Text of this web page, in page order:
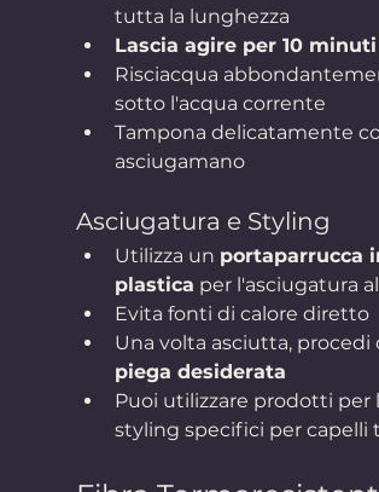
tutta la lunghezza
Lascia agire per 10 minuti
Risciacqua
sotto l'acqua corrente
Tampona delicatamente
asciugamano
Asciugatura e Styling
Utilizza un portaparrucca
plastica per l'asciugatura
Evita fonti di calore diretto
Una volta asciutta, procedi
piega desiderata
Puoi utilizzare prodotti per
styling specifici per capelli